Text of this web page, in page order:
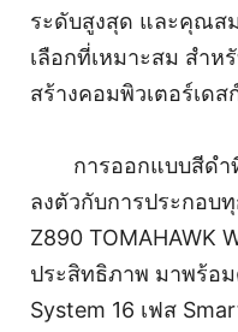
ระดับสูงสุด และคุณส
เลือกที่เหมาะสม สำห
สร้างคอมพิวเตอร์เด
การออกแบบสีดำ
ลงตัวกับการประกอบ
Z890 TOMAHAWK
ประสิทธิภาพ มาพร้อ
System 16 เฟส